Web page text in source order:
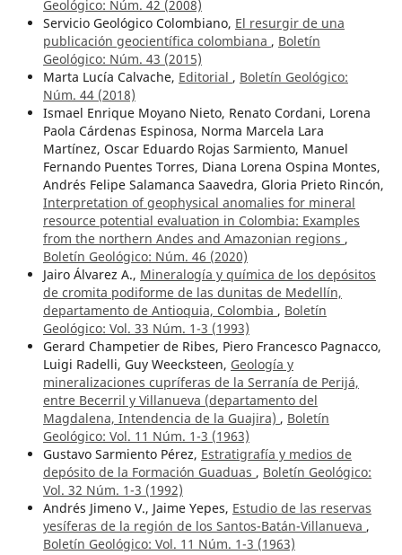
Geológico: Núm. 42 (2008)
Servicio Geológico Colombiano, El resurgir de una
publicación geocientífica colombiana , Boletín
Geológico: Núm. 43 (2015)
Marta Lucía Calvache, Editorial , Boletín Geológico:
Núm. 44 (2018)
Ismael Enrique Moyano Nieto, Renato Cordani, Lorena
Paola Cárdenas Espinosa, Norma Marcela Lara
Martínez, Oscar Eduardo Rojas Sarmiento, Manuel
Fernando Puentes Torres, Diana Lorena Ospina Montes,
Andrés Felipe Salamanca Saavedra, Gloria Prieto Rincón,
Interpretation of geophysical anomalies for mineral
resource potential evaluation in Colombia: Examples
from the northern Andes and Amazonian regions ,
Boletín Geológico: Núm. 46 (2020)
Jairo Álvarez A., Mineralogía y química de los depósitos
de cromita podiforme de las dunitas de Medellín,
departamento de Antioquia, Colombia , Boletín
Geológico: Vol. 33 Núm. 1-3 (1993)
Gerard Champetier de Ribes, Piero Francesco Pagnacco,
Luigi Radelli, Guy Weecksteen, Geología y
mineralizaciones cupríferas de la Serranía de Perijá,
entre Becerril y Villanueva (departamento del
Magdalena, Intendencia de la Guajira) , Boletín
Geológico: Vol. 11 Núm. 1-3 (1963)
Gustavo Sarmiento Pérez, Estratigrafía y medios de
depósito de la Formación Guaduas , Boletín Geológico:
Vol. 32 Núm. 1-3 (1992)
Andrés Jimeno V., Jaime Yepes, Estudio de las reservas
yesíferas de la región de los Santos-Batán-Villanueva ,
Boletín Geológico: Vol. 11 Núm. 1-3 (1963)